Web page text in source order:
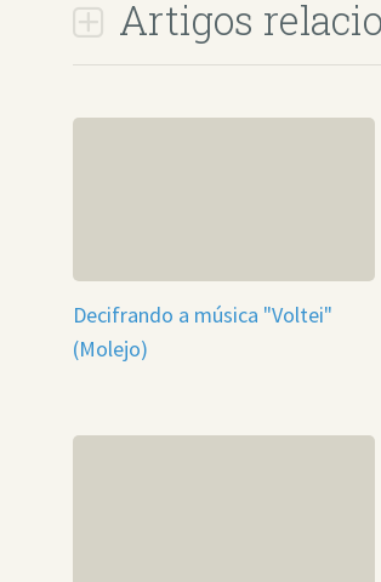
Artigos
Decifrando a música "Voltei"
(Molejo)